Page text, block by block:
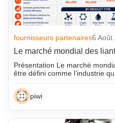
fournisseurs partenaires6
Le marché mondial des
Présentation Le marché
être défini comme l’industrie
piwi